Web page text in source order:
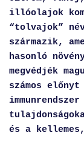
illóolajok
“tolvajok”
származik,
hasonló
megvédjék
számos
és a